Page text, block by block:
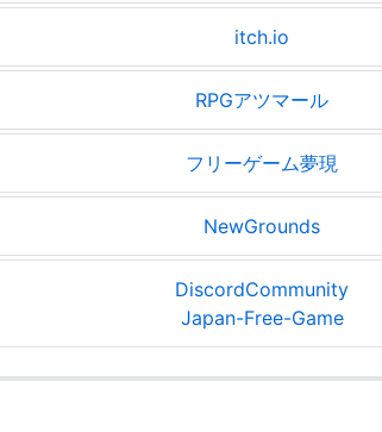
itch.io
RPGアツマール
フリーゲーム夢現
NewGrounds
DiscordCommunity
Japan-Free-Game